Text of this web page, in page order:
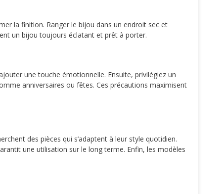
la finition. Ranger le bijou dans un endroit sec et
un bijou toujours éclatant et prêt à porter.
une touche émotionnelle. Ensuite, privilégiez un
anniversaires ou fêtes. Ces précautions maximisent
des pièces qui s’adaptent à leur style quotidien.
une utilisation sur le long terme. Enfin, les modèles